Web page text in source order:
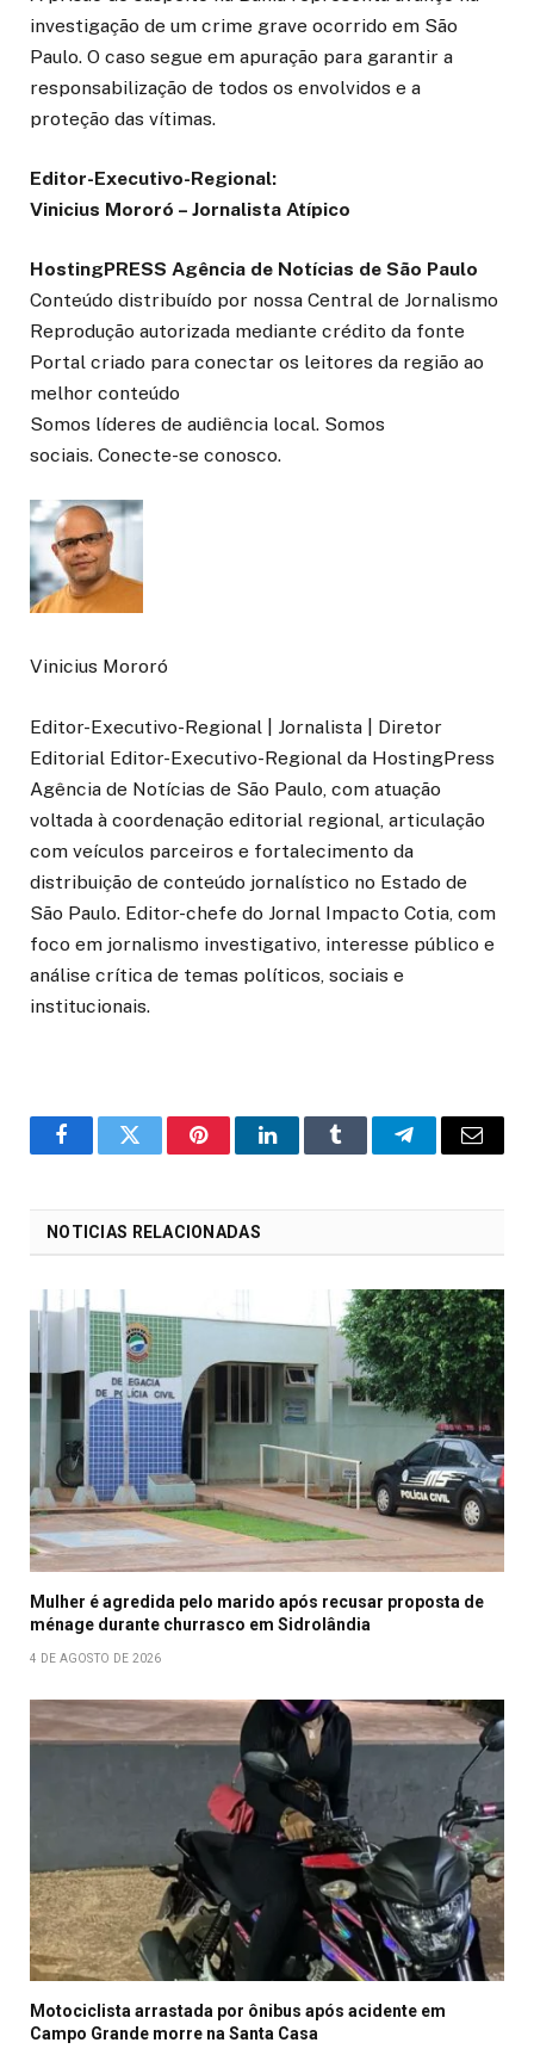
investigação de um crime grave ocorrido em São
Paulo. O caso segue em apuração para garantir a
responsabilização de todos os envolvidos e a
proteção das vítimas.
Editor-Executivo-Regional:
Vinicius Mororó – Jornalista Atípico
HostingPRESS Agência de Notícias de São Paulo
Conteúdo distribuído por nossa Central de Jornalismo
Reprodução autorizada mediante crédito da fonte
Portal criado para conectar os leitores da região ao
melhor conteúdo
Somos líderes de audiência local. Somos
sociais. Conecte-se conosco.
Vinicius Mororó
Editor-Executivo-Regional | Jornalista | Diretor
Editorial Editor-Executivo-Regional da HostingPress
Agência de Notícias de São Paulo, com atuação
voltada à coordenação editorial regional, articulação
com veículos parceiros e fortalecimento da
distribuição de conteúdo jornalístico no Estado de
São Paulo. Editor-chefe do Jornal Impacto Cotia, com
foco em jornalismo investigativo, interesse público e
análise crítica de temas políticos, sociais e
institucionais.
o
Twitter PinterestLinkedInTumblr Telegrama
E-
NOTICIAS RELACIONADAS
Mulher é agredida pelo marido após recusar proposta de
ménage durante churrasco em Sidrolândia
4 DE AGOSTO DE 2026
Motociclista arrastada por ônibus após acidente em
Campo Grande morre na Santa Casa